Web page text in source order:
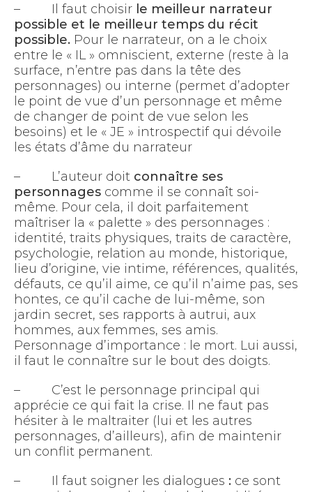
– Il faut choisir le meilleur narrateur
possible et le meilleur temps du récit
possible. Pour le narrateur, on a le choix
entre le « IL » omniscient, externe (reste à la
surface, n’entre pas dans la tête des
personnages) ou interne (permet d’adopter
le point de vue d’un personnage et même
de changer de point de vue selon les
besoins) et le « JE » introspectif qui dévoile
les états d’âme du narrateur
– L’auteur doit connaître ses
personnages comme il se connaît soi-
même. Pour cela, il doit parfaitement
maîtriser la « palette » des personnages :
identité, traits physiques, traits de caractère,
psychologie, relation au monde, historique,
lieu d’origine, vie intime, références, qualités,
défauts, ce qu’il aime, ce qu’il n’aime pas, ses
hontes, ce qu’il cache de lui-même, son
jardin secret, ses rapports à autrui, aux
hommes, aux femmes, ses amis.
Personnage d’importance : le mort. Lui aussi,
il faut le connaître sur le bout des doigts.
– C’est le personnage principal qui
apprécie ce qui fait la crise. Il ne faut pas
hésiter à le maltraiter (lui et les autres
personnages, d’ailleurs), afin de maintenir
un conflit permanent.
– Il faut soigner les dialogues : ce sont